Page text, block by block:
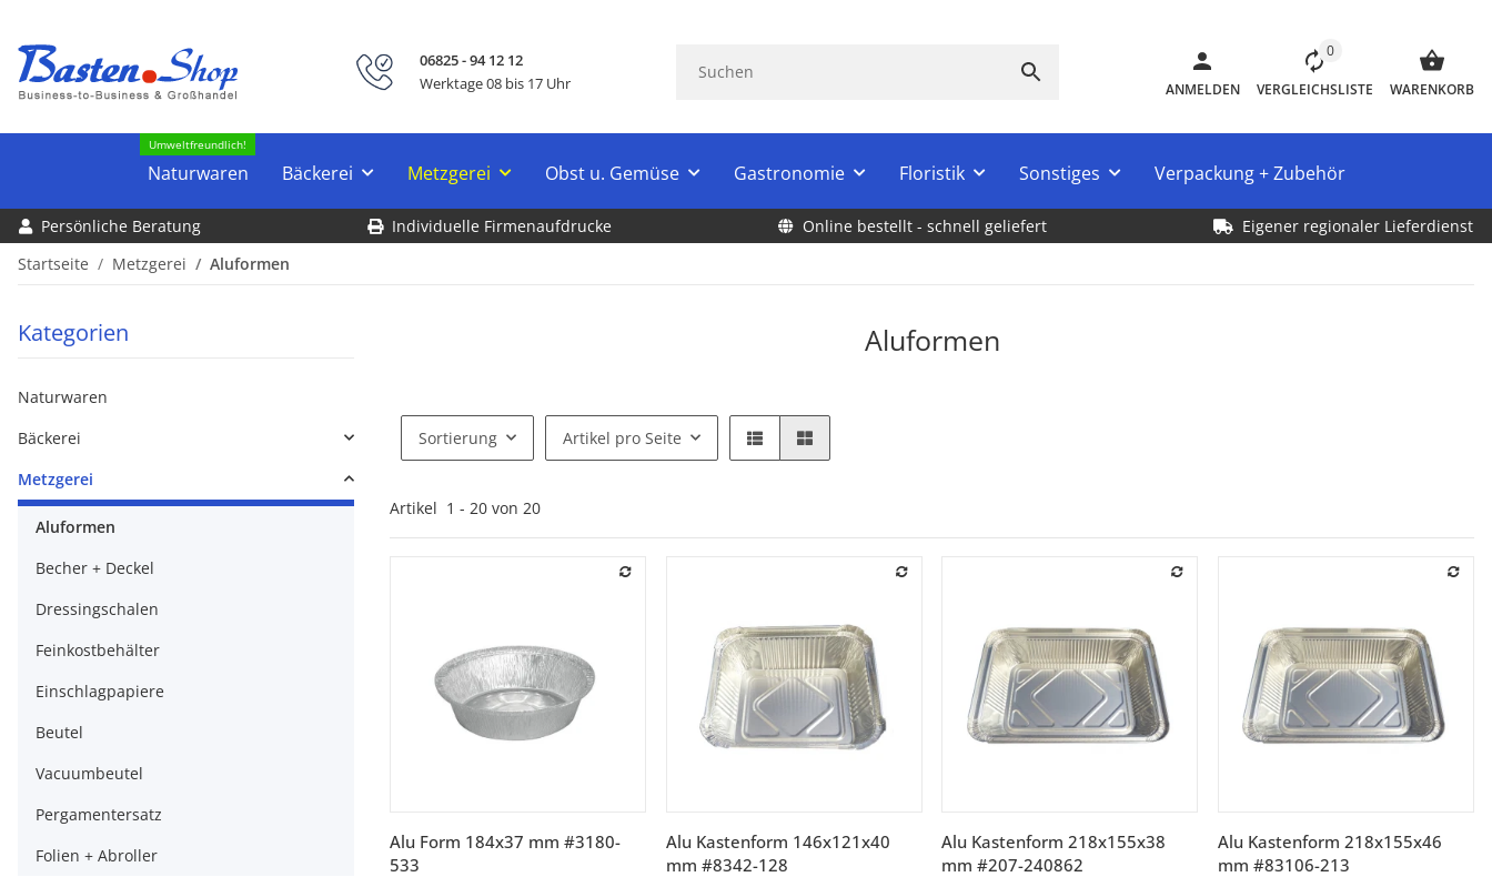
06825 - 94 12 12
Werktage 08 bis 17 Uhr
ANMELDEN
0
VERGLEICHSLISTE WARENKORB
Naturwaren
Umweltfreundlich!
Bäckerei Metzgerei Obst u. Gemüse Gastronomie Floristik Sonstiges Verpackung + Zubehör
Persönliche Beratung Individuelle Firmenaufdrucke Online bestellt - schnell geliefert
Eigener regionaler Lieferdienst
Startseite
Metzgerei Aluformen
Aluformen
Sortierung Artikel pro Seite
Artikel 1 - 20 von 20
Vorschau
Alu Form 184x37 mm #3180-
533
Vorschau
Alu Kastenform 146x121x40
mm #8342-128
Vorschau
Alu Kastenform 218x155x38
mm #207-240862
Vorschau
Alu Kastenform 218x155x46
mm #83106-213
Kategorien
Naturwaren
Bäckerei
Metzgerei
Aluformen
Becher + Deckel
Dressingschalen
Feinkostbehälter
Einschlagpapiere
Beutel
Vacuumbeutel
Pergamentersatz
Folien + Abroller